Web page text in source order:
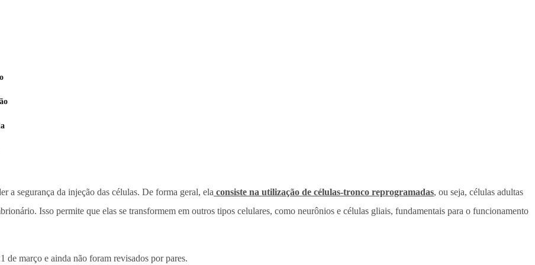
a segurança da injeção das células. De forma geral, ela consiste na utilização de células-tronco reprogramadas, ou seja, células adultas
Isso permite que elas se transformem em outros tipos celulares, como neurônios e células gliais, fundamentais para o funcionamento
de março e ainda não foram revisados por pares.